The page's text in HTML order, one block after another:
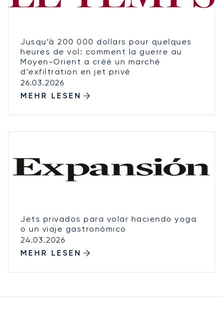
Jusqu’à 200 000 dollars pour quelques
heures de vol: comment la guerre au
Moyen-Orient a créé un marché
d’exfiltration en jet privé
26.03.2026
MEHR LESEN
Jets privados para volar haciendo yoga
o un viaje gastronómico
24.03.2026
MEHR LESEN